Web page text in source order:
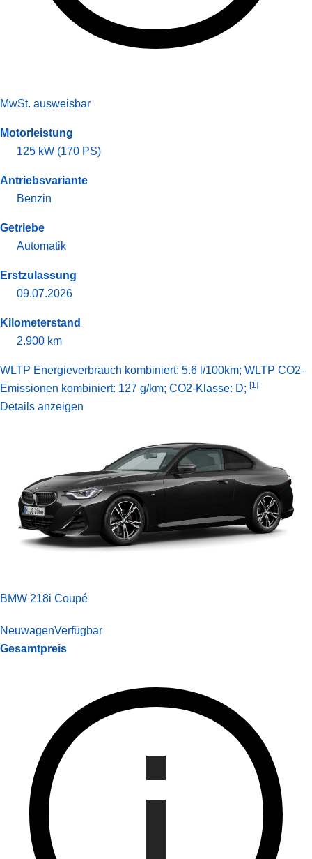
MwSt. ausweisbar
Motorleistung
125 kW (170 PS)
Antriebsvariante
Benzin
Getriebe
Automatik
Erstzulassung
09.07.2026
Kilometerstand
2.900 km
WLTP Energieverbrauch kombiniert: 5.6 l/100km; WLTP CO2-
Emissionen kombiniert: 127 g/km; CO2-Klasse: D; [1]
Details anzeigen
BMW 218i Coupé
NeuwagenVerfügbar
Gesamtpreis